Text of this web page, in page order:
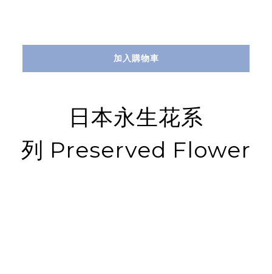
加入購物車
日本永生花系
列 Preserved Flower